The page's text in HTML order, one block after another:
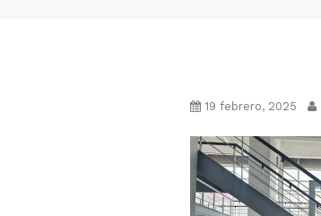
19 febrero, 2025